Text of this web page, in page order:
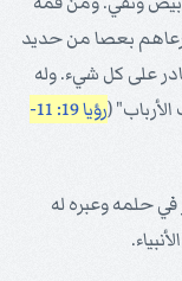
بعصا من حديد
على كل شيء. وله
(
رؤيا 19: 11-
حلمه وعبره له